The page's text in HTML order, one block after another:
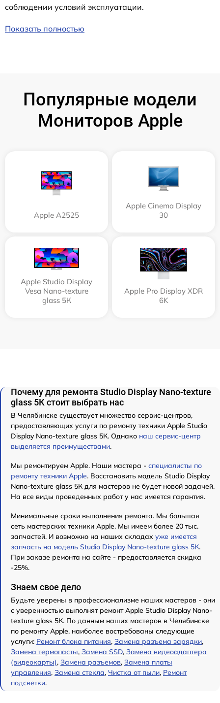
соблюдении условий эксплуатации.
Показать полностью
Популярные модели
Мониторов Apple
Apple А2525
Apple Cinema Display
30
Apple Studio Display
Vesa Nano-texture
glass 5К
Apple Pro Display XDR
6K
Почему для ремонта Studio Display Nano-texture
glass 5К стоит выбрать нас
В Челябинске существует множество сервис-центров,
предоставляющих услуги по ремонту техники Apple Studio
Display Nano-texture glass 5К. Однако наш сервис-центр
выделяется преимуществами.
Мы ремонтируем Apple. Наши мастера - специалисты по
ремонту техники Apple. Восстановить модель Studio Display
Nano-texture glass 5К для мастеров не будет новой задачей.
На все виды проведенных работ у нас имеется гарантия.
Минимальные сроки выполнения ремонта. Мы большая
сеть мастерских техники Apple. Мы имеем более 20 тыс.
запчастей. И возможно на наших складах уже имеется
запчасть на модель Studio Display Nano-texture glass 5К.
При заказе ремонта на сайте - предоставляется скидка
-25%.
Знаем свое дело
Будьте уверены в профессионализме наших мастеров - они
с уверенностью выполнят ремонт Apple Studio Display Nano-
texture glass 5К. По данным наших мастеров в Челябинске
по ремонту Apple, наиболее востребованы следующие
услуги: Ремонт блока питания, Замена разъема зарядки,
Замена термопасты, Замена SSD, Замена видеоадаптера
(видеокарты), Замена разъемов, Замена платы
управления, Замена стекла, Чистка от пыли, Ремонт
подсветки.